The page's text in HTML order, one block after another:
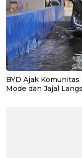
BYD Ajak
Mode dan Jajal